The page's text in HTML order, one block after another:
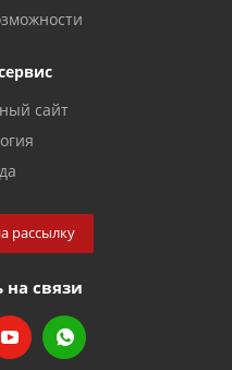
сайт
рассылку
на связи